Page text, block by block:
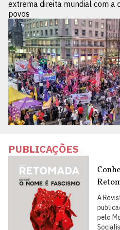
extrema direita mundial com a
povos
PUBLICAÇÕES
A
pelo